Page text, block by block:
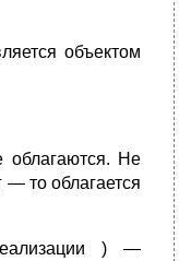
объектом
Не
— то облагается
) —